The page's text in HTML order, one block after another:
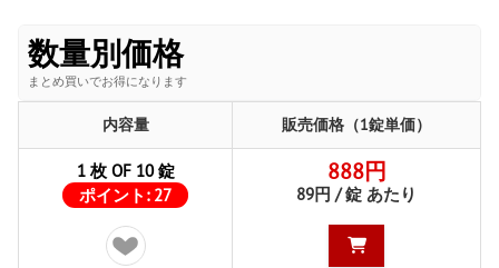
数量別価格
まとめ買いでお得になります
内容量 販売価格（1錠単価）
1 枚 OF 10 錠
ポイント: 27
888円
89円 / 錠 あたり